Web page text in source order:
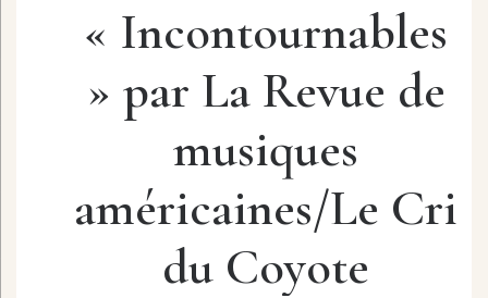
« Incontournables
» par La Revue de
musiques
américaines/Le Cri
du Coyote